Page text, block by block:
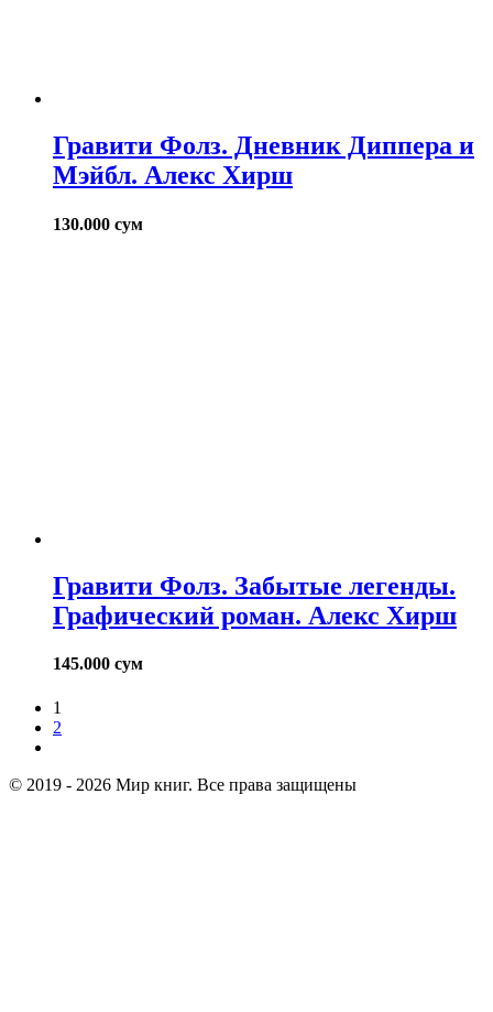
Гравити Фолз. Дневник Диппера и
Мэйбл. Алекс Хирш
130.000 сум
Гравити Фолз. Забытые легенды.
Графический роман. Алекс Хирш
145.000 сум
1
2
© 2019 - 2026 Мир книг. Все права защищены